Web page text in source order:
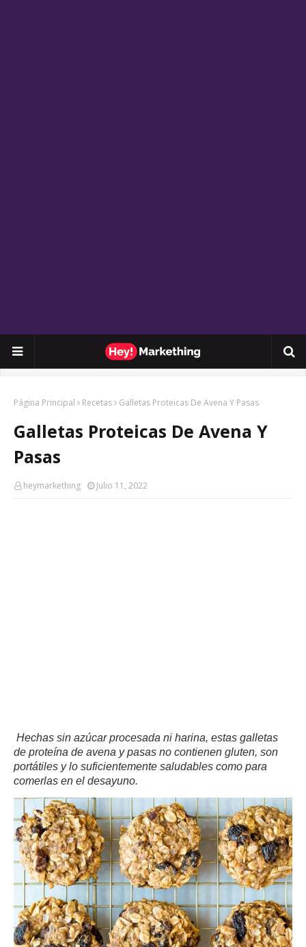
Página Principal Recetas Galletas Proteicas De Avena Y Pasas
Galletas Proteicas De Avena Y
Pasas
heymarkething Julio 11, 2022
Hechas sin azúcar procesada ni harina, estas galletas
de proteína de avena y pasas no contienen gluten, son
portátiles y lo suficientemente saludables como para
comerlas en el desayuno.